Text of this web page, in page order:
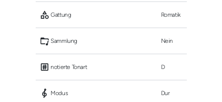
Gattung Romatik
Sammlung Nein
notierte Tonart D
Modus Dur